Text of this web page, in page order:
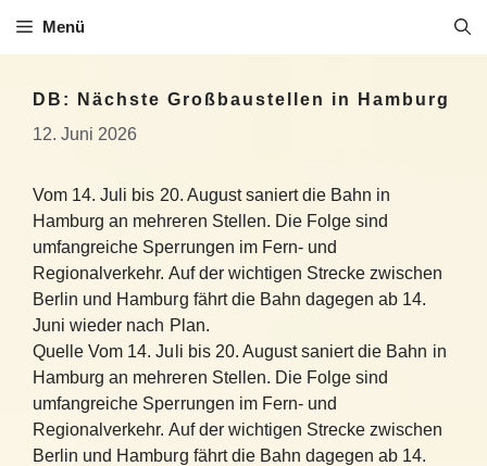
Inhalt
Menü
DB: Nächste Großbaustellen in Hamburg
12. Juni 2026
Vom 14. Juli bis 20. August saniert die Bahn in
Hamburg an mehreren Stellen. Die Folge sind
umfangreiche Sperrungen im Fern- und
Regionalverkehr. Auf der wichtigen Strecke zwischen
Berlin und Hamburg fährt die Bahn dagegen ab 14.
Juni wieder nach Plan.
Quelle Vom 14. Juli bis 20. August saniert die Bahn in
Hamburg an mehreren Stellen. Die Folge sind
umfangreiche Sperrungen im Fern- und
Regionalverkehr. Auf der wichtigen Strecke zwischen
Berlin und Hamburg fährt die Bahn dagegen ab 14.